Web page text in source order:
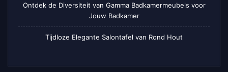
Ontdek de Diversiteit van Gamma Badkamermeubels voor
Jouw Badkamer
Tijdloze Elegante Salontafel van Rond Hout